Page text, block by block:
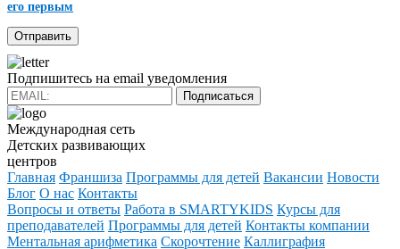
его первым
Подпишитесь на email уведомления
Подписаться
Международная сеть
Детских развивающих
центров
Главная Франшиза Программы для детей Вакансии Новости
Блог О нас Контакты
Вопросы и ответы Работа в SMARTYKIDS Курсы для
преподавателей Программы для детей Контакты компании
Ментальная арифметика Скорочтение Каллиграфия